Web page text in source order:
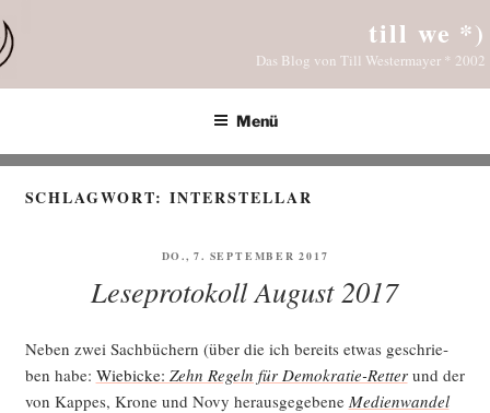
Inhalt
springen
till we *)
Das Blog von Till Westermayer * 2002
Menü
SCHLAGWORT:INTERSTELLAR
VERÖFFENTLICHT
DO., 7. SEPTEMBER 2017
Leseprotokoll August 2017
Neben zwei Sach­bü­chern (über die ich bereits etwas geschrie­
ben habe: Wie­bicke: Zehn Regeln für Demo­kra­tie-Ret­terund der
von Kap­pes, Kro­ne und Novy her­aus­ge­ge­be­ne Medi­en­wan­del